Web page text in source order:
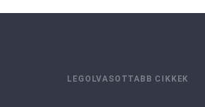
LEGOLVASOTTABB CIKKEK